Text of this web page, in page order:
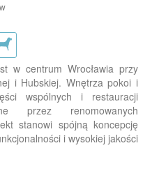
w centrum Wrocławia przy
i Hubskiej. Wnętrza pokoi i
wspólnych i restauracji
przez renomowanych
stanowi spójną koncepcję
i wysokiej jakości